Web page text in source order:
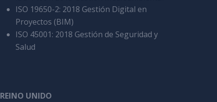
ISO 19650-2: 2018 Gestión Digital en
Proyectos (BIM)
ISO 45001: 2018 Gestión de Seguridad y
Salud
REINO UNIDO